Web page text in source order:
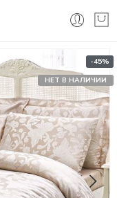
-45%
НЕТ В НАЛИЧИИ